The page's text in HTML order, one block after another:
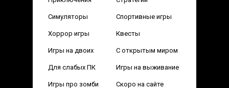
Симуляторы Спортивные игры
Хоррор игры Квесты
Игры на двоих С открытым миром
Для слабых ПК Игры на выживание
Игры про зомби Скоро на сайте